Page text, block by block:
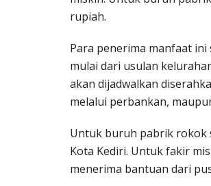
rupiah.
Para penerima manfaat
mulai dari usulan
akan dijadwalkan
melalui perbankan,
Untuk buruh pabrik rokok
Kota Kediri. Untuk fakir
menerima bantuan dari